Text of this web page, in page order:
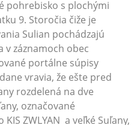
pohrebisko s plochými
9. Storočia čiže je
Sulian pochádzajú
v záznamoch obec
portálne súpisy
vravia, že ešte pred
rozdelená na dve
označované
ZWLYAN a veľké Suľany,